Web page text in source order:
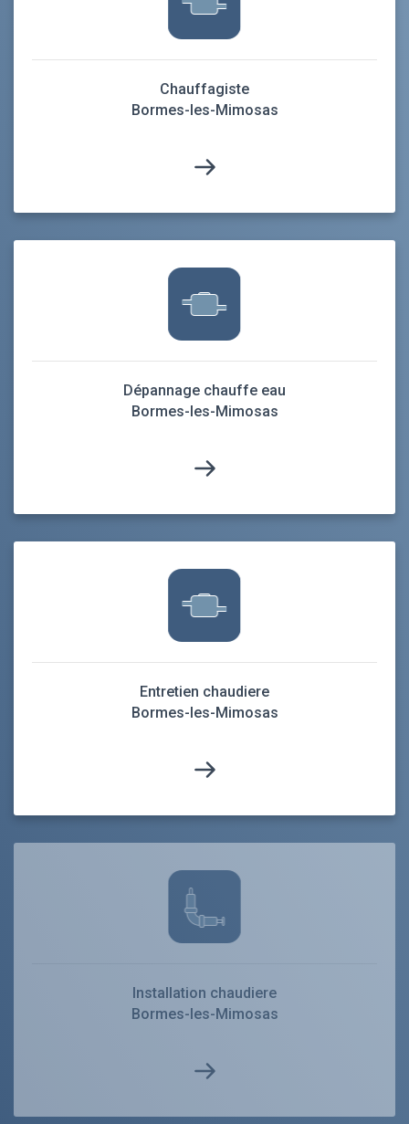
Chauffagiste
Bormes-les-Mimosas
Dépannage chauffe eau
Bormes-les-Mimosas
Entretien chaudiere
Bormes-les-Mimosas
Installation chaudiere
Bormes-les-Mimosas